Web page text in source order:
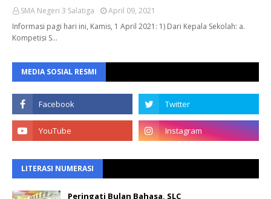
SMA Negeri 3 Salatiga
April 09, 2021
Informasi pagi hari ini, Kamis, 1 April 2021: 1) Dari Kepala Sekolah: a.
Kompetisi S…
MEDIA SOSIAL RESMI
LITERASI NUMERASI
Peringati Bulan Bahasa, SLC